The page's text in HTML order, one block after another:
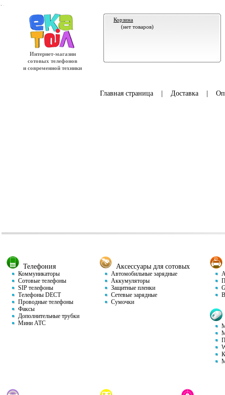
Интернет-магазин
сотовых телефонов
и современной техники
Корзина
(нет товаров)
Главная страница| Доставка|
Телефония
Коммуникаторы
Сотовые телефоны
SIP телефоны
Телефоны DECT
Проводные телефоны
Факсы
Дополнительные трубки
Мини АТС
Аксессуары для сотовых
Автомобильные зарядные
Аккумуляторы
Защитные пленки
Сетевые зарядные
Сумочки